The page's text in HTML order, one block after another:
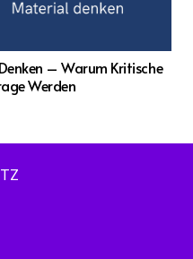
– Warum Kritische
Werden